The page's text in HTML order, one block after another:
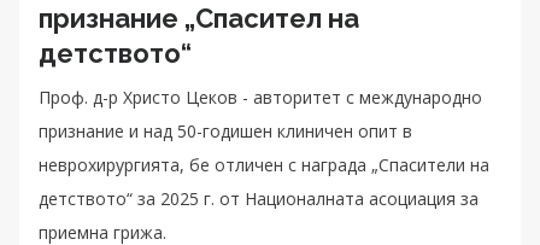
признание „Спасител на
детството“
Проф. д-р Христо Цеков - авторитет с международно
признание и над 50-годишен клиничен опит в
неврохирургията, бе отличен с награда „Спасители на
детството“ за 2025 г. от Националната асоциация за
приемна грижа.